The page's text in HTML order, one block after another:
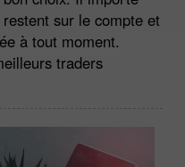
sur le compte et
à tout moment.
traders